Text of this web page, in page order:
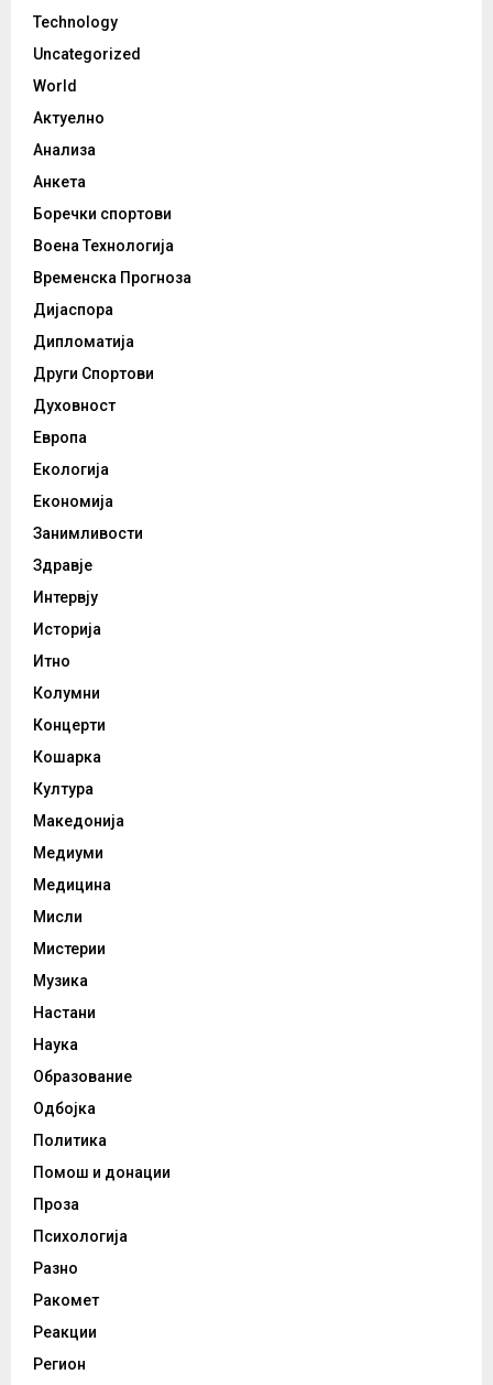
Technology
Uncategorized
World
Актуелно
Анализа
Анкета
Боречки спортови
Воена Технологија
Временска Прогноза
Дијаспора
Дипломатија
Други Спортови
Духовност
Европа
Екологија
Економија
Занимливости
Здравје
Интервју
Историја
Итно
Колумни
Концерти
Кошарка
Култура
Македонија
Медиуми
Медицина
Мисли
Мистерии
Музика
Настани
Наука
Образование
Одбојка
Политика
Помош и донации
Проза
Психологија
Разно
Ракомет
Реакции
Регион